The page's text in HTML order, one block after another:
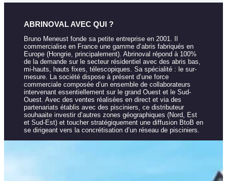
ABRINOVAL AVEC QUI ?
Bruno Meneust fonde sa petite entreprise en 2001. Il
commercialise en France une gamme d’abris fabriqués en
Europe (Hongrie, principalement). Abrinoval répond à 100%
de la demande sur le secteur résidentiel avec des abris bas,
mi-hauts, hauts fixes, télescopiques. Sa spécialité : le sur-
mesure. La société dispose à présent d’une force
commerciale composée d’un ensemble de collaborateurs
intervenant essentiellement sur le grand Ouest et le Sud-
Ouest. Avec des ventes réalisées en direct et via des
partenariats établis avec des pisciniers, ce distributeur
souhaaite investir d’autres zones géographiques (Nord, Est
et Sud-Est) et toucher stratégiquement une diffusion BtoB en
se dirigeant vers la concrétisation d’un réseau de pisciniers.